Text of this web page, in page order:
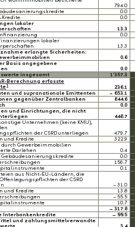
794.0
0.0
Kredite 0.0
lokaler
13.3
0.0
lokaler
13.3
erlangte Sicherheiten:
0.6
Basis angegebene
0.0
insgesamt 1’357.3
Berechnung erfasste
1
236.1
und supranationale Emittenten
– 653.1
gegenüber Zentralbanken
844.6
0.0
und Einrichtungen, die nicht
448.7
Unternehmen (keine KMU),
der CSRD unterliegen
479.7
und Kredite
322.9
durch Gewerbeimmobilien
Darlehen
0.4
Gebäudesanierungskredite
0.0
156.7
0.1
aus Nicht-EU-Ländern, die
der CSRD
– 31.0
und Kredite
13.8
– 55.5
10.7
– 317.8
Interbankenkredite
– 99.5
und zahlungsmittelverwandte